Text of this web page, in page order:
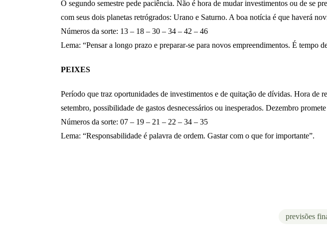
O segundo semestre pede paciência. Não é hora de mudar investimentos ou de se
com seus dois planetas retrógrados: Urano e Saturno. A boa notícia é que haverá
Números da sorte: 13 – 18 – 30 – 34 – 42 – 46
Lema: “Pensar a longo prazo e preparar-se para novos empreendimentos. É tempo
PEIXES
Período que traz oportunidades de investimentos e de quitação de dívidas. Hora
setembro, possibilidade de gastos desnecessários ou inesperados. Dezembro
Números da sorte: 07 – 19 – 21 – 22 – 34 – 35
Lema: “Responsabilidade é palavra de ordem. Gastar com o que for importante”.
previsões